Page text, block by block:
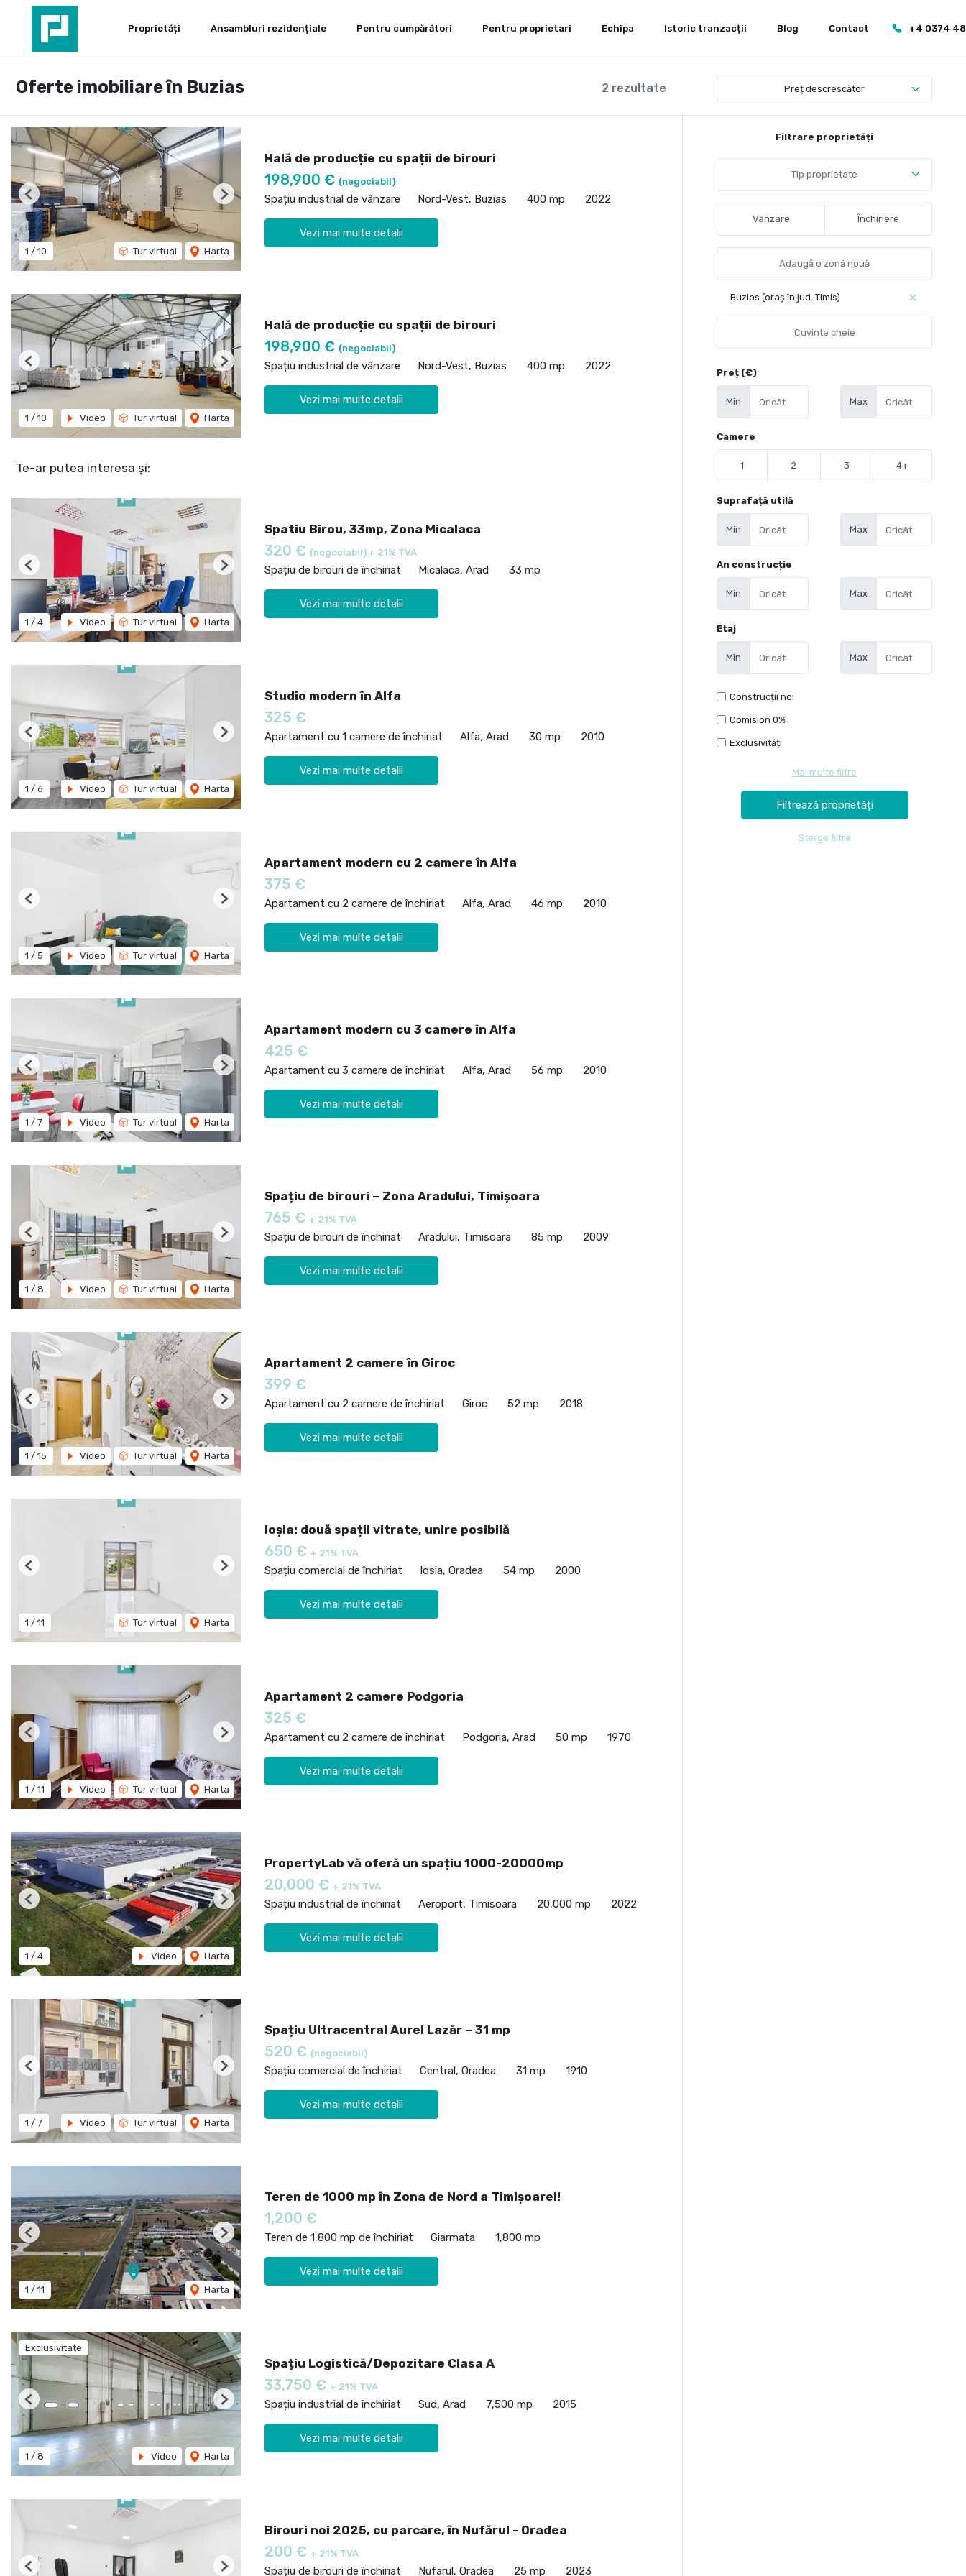
Proprietăți Ansambluri rezidențiale Pentru cumpărători Pentru proprietari Echipa Istoric tranzacții Blog Contact +4 0374
2 rezultate
Oferte imobiliare în Buzias Preț descrescător
1 / 10 Tur virtual Harta
Previous Next
Hală de producție cu spații de birouri
198,900 € (negociabil)
Spațiu industrial de vânzare Nord-Vest, Buzias 400 mp 2022
Vezi mai multe detalii
1 / 10 Video Tur virtual Harta
Previous Next
Hală de producție cu spații de birouri
198,900 € (negociabil)
Spațiu industrial de vânzare Nord-Vest, Buzias 400 mp 2022
Vezi mai multe detalii
Te-ar putea interesa și:
1 / 4 Video Tur virtual Harta
Previous Next
Spatiu Birou, 33mp, Zona Micalaca
320 € (negociabil) + 21% TVA
Spațiu de birouri de închiriat Micalaca, Arad 33 mp
Vezi mai multe detalii
1 / 6 Video Tur virtual Harta
Previous Next
Studio modern în Alfa
325 €
Apartament cu 1 camere de închiriat Alfa, Arad 30 mp 2010
Vezi mai multe detalii
1 / 5 Video Tur virtual Harta
Previous Next
Apartament modern cu 2 camere în Alfa
375 €
Apartament cu 2 camere de închiriat Alfa, Arad 46 mp 2010
Vezi mai multe detalii
1 / 7 Video Tur virtual Harta
Previous Next
Apartament modern cu 3 camere în Alfa
425 €
Apartament cu 3 camere de închiriat Alfa, Arad 56 mp 2010
Vezi mai multe detalii
1 / 8 Video Tur virtual Harta
Previous Next
Spațiu de birouri – Zona Aradului, Timișoara
765 € + 21% TVA
Spațiu de birouri de închiriat Aradului, Timisoara 85 mp 2009
Vezi mai multe detalii
1 / 15 Video Tur virtual Harta
Previous Next
Apartament 2 camere în Giroc
399 €
Apartament cu 2 camere de închiriat Giroc 52 mp 2018
Vezi mai multe detalii
1 / 11 Tur virtual Harta
Previous Next
Ioșia: două spații vitrate, unire posibilă
650 € + 21% TVA
Spațiu comercial de închiriat Iosia, Oradea 54 mp 2000
Vezi mai multe detalii
1 / 11 Video Tur virtual Harta
Previous Next
Apartament 2 camere Podgoria
325 €
Apartament cu 2 camere de închiriat Podgoria, Arad 50 mp 1970
Vezi mai multe detalii
1 / 4 Video Harta
Previous Next
PropertyLab vă oferă un spațiu 1000-20000mp
20,000 € + 21% TVA
Spațiu industrial de închiriat Aeroport, Timisoara 20,000 mp 2022
Vezi mai multe detalii
1 / 7 Video Tur virtual Harta
Previous Next
Spațiu Ultracentral Aurel Lazăr – 31 mp
520 € (negociabil)
Spațiu comercial de închiriat Central, Oradea 31 mp 1910
Vezi mai multe detalii
1 / 11 Harta
Previous Next
Teren de 1000 mp în Zona de Nord a Timișoarei!
1,200 €
Teren de 1,800 mp de închiriat Giarmata 1,800 mp
Vezi mai multe detalii
Exclusivitate
1 / 8 Video Harta
Previous Next
Spațiu Logistică/Depozitare Clasa A
33,750 € + 21% TVA
Spațiu industrial de închiriat Sud, Arad 7,500 mp 2015
Vezi mai multe detalii
Previous Next
Birouri noi 2025, cu parcare, în Nufărul - Oradea
200 € + 21% TVA
Spațiu de birouri de închiriat Nufarul, Oradea 25 mp 2023
Filtrare proprietăți
Tip proprietate
Vânzare Închiriere
Buzias (oraș în jud. Timis)
Preț (€)
Min Max
Camere
1 2 3 4+
Suprafață utilă
Min Max
An construcție
Min Max
Etaj
Min Max
Construcții noi
Comision 0%
Exclusivități
Mai multe filtre
Șterge filtre